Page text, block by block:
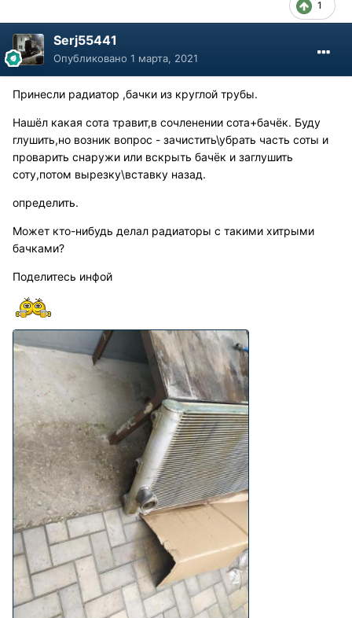
1
Serj55441
Опубликовано 1 марта, 2021
Принесли радиатор ,бачки из круглой трубы.
Нашёл какая сота травит,в сочленении сота+бачёк. Буду
глушить,но возник вопрос - зачистить\убрать часть соты и
проварить снаружи или вскрыть бачёк и заглушить
соту,потом вырезку\вставку назад.
определить.
Может кто-нибудь делал радиаторы с такими хитрыми
бачками?
Поделитесь инфой